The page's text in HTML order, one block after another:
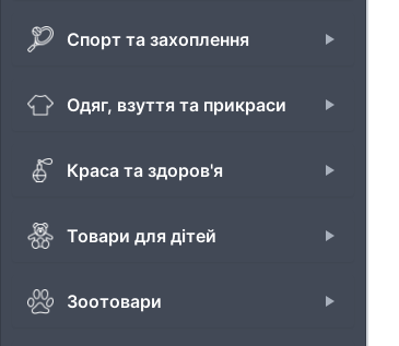
Спорт та захоплення
Одяг, взуття та прикраси
Краса та здоров'я
Товари для дітей
Зоотовари